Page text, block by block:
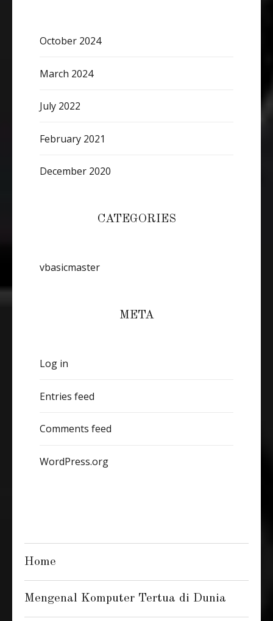
October 2024
March 2024
July 2022
February 2021
December 2020
CATEGORIES
vbasicmaster
META
Log in
Entries feed
Comments feed
WordPress.org
Home
Mengenal Komputer Tertua di Dunia